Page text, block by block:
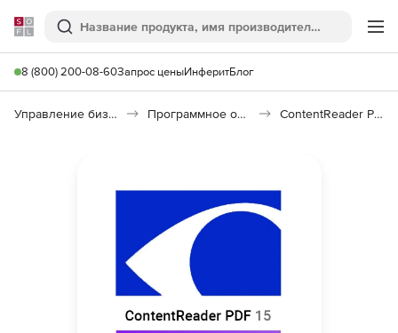
Softline
Поиск
8 (800) 200-08-60Запрос ценыИнферитБлог
Управление бизнесом, CRM/ERP Программное обеспечение для работы с документами ContentReader PDF 15 Business